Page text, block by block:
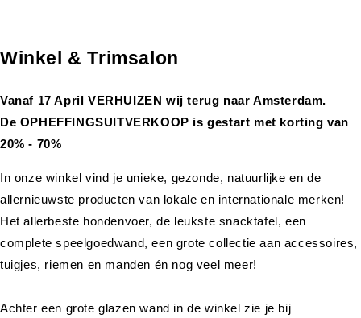
Winkel & Trimsalon
Vanaf 17 April VERHUIZEN wij terug naar Amsterdam.
De OPHEFFINGSUITVERKOOP is gestart met korting van
20% - 70%
In onze winkel vind je unieke, gezonde, natuurlijke en de
allernieuwste producten van lokale en internationale merken!
Het allerbeste hondenvoer, de leukste snacktafel, een
complete speelgoedwand, een grote collectie aan accessoires,
tuigjes, riemen en manden én nog veel meer!
Achter een grote glazen wand in de winkel zie je bij